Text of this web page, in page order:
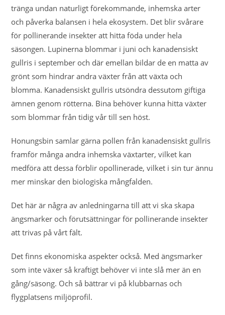
tränga undan naturligt förekommande, inhemska arter
och påverka balansen i hela ekosystem. Det blir svårare
för pollinerande insekter att hitta föda under hela
säsongen. Lupinerna blommar i juni och kanadensiskt
gullris i september och där emellan bildar de en matta av
grönt som hindrar andra växter från att växta och
blomma. Kanadensiskt gullris utsöndra dessutom giftiga
ämnen genom rötterna. Bina behöver kunna hitta växter
som blommar från tidig vår till sen höst.
Honungsbin samlar gärna pollen från kanadensiskt gullris
framför många andra inhemska växtarter, vilket kan
medföra att dessa förblir opollinerade, vilket i sin tur ännu
mer minskar den biologiska mångfalden.
Det här är några av anledningarna till att vi ska skapa
ängsmarker och förutsättningar för pollinerande insekter
att trivas på vårt fält.
Det finns ekonomiska aspekter också. Med ängsmarker
som inte växer så kraftigt behöver vi inte slå mer än en
gång/säsong. Och så bättrar vi på klubbarnas och
flygplatsens miljöprofil.